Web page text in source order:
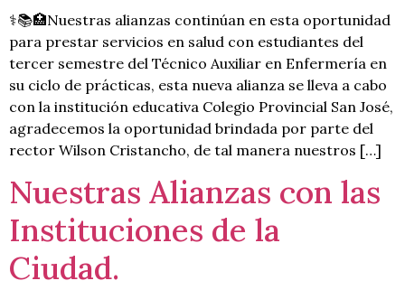
⚕️📚🏥Nuestras alianzas continúan en esta oportunidad
para prestar servicios en salud con estudiantes del
tercer semestre del Técnico Auxiliar en Enfermería en
su ciclo de prácticas, esta nueva alianza se lleva a cabo
con la institución educativa Colegio Provincial San José,
agradecemos la oportunidad brindada por parte del
rector Wilson Cristancho, de tal manera nuestros […]
Nuestras Alianzas con las
Instituciones de la
Ciudad.